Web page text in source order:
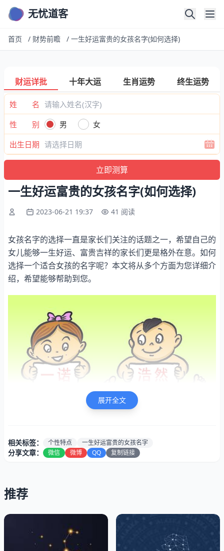
无忧道客
首页 / 财势前瞻 / 一生好运富贵的女孩名字(如何选择)
财运详批 十年大运 生肖运势 终生运势
姓 名
性 别
男
女
出生日期
一生好运富贵的女孩名字(如何选择)
2023-06-21 19:37 41 阅读
女孩名字的选择一直是家长们关注的话题之一，希望自己的
女儿能够一生好运、富贵吉祥的家长们更是格外在意。如何
选择一个适合女孩的名字呢？本文将从多个方面为您详细介
绍，希望能够帮助到您。
一、名字的含义
文化中，名字的含义往往与吉祥、美好、富贵等有关。选择
名字中带有“福”、“寿”、“财”、“吉”等字的名字都是寓意吉
祥、富贵的名字。比如，“福娃”、“寿娘”、“财神”、“吉祥”等
展开全文
相关标签： 个性特点 一生好运富贵的女孩名字
分享文章： 微信 微博 QQ 复制链接
推荐